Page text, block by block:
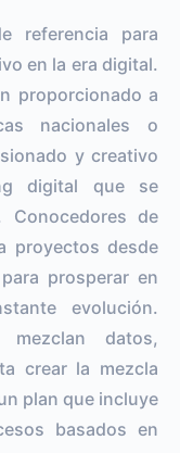
referencia para
en la era digital.
proporcionado a
nacionales o
y creativo
digital que se
Conocedores de
proyectos desde
prosperar en
evolución.
mezclan datos,
crear la mezcla
plan que incluye
basados en